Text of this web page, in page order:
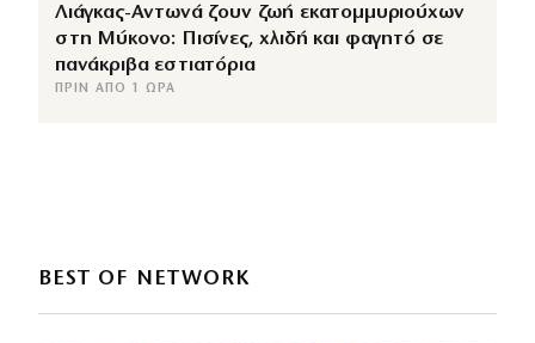
Λιάγκας-Αντωνά ζουν ζωή εκατομμυριούχων
στη Μύκονο: Πισίνες, χλιδή και φαγητό σε
πανάκριβα εστιατόρια
ΠΡΙΝ ΑΠΌ 1 ΏΡΑ
BEST OF NETWORK